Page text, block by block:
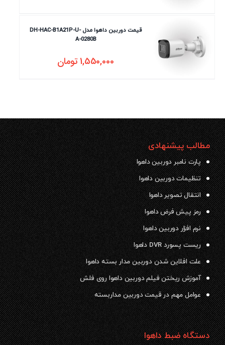
قیمت دوربین داهوا مدل DH-HAC-B1A21P-U-
A-0280B
1,550,000تومان
مطالب پیشنهادی
پارت نامبر دوربین داهوا
تنظیمات دوربین داهوا
انتقال تصویر داهوا
رمز پیش فرض داهوا
نرم افزار دوربین داهوا
ریست پسورد DVR داهوا
علت افلاین شدن دوربین مدار بسته داهوا
آموزش ریختن فیلم دوربین داهوا روی فلش
عوامل مهم در قیمت دوربین مداربسته
دستگاه ضبط داهوا